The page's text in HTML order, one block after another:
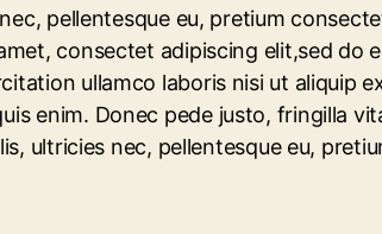
pellentesque eu, pretium
consectet adipiscing elit,sed
ullamco laboris nisi ut aliquip
enim. Donec pede justo, fringilla
ultricies nec, pellentesque eu,